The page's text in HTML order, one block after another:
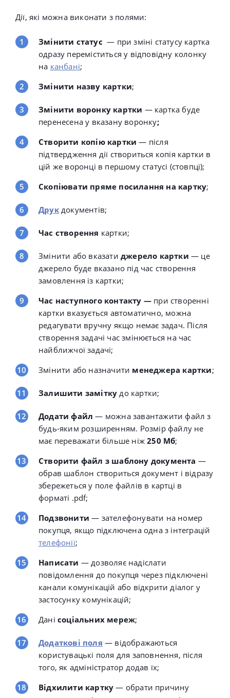
Дії, які можна виконати з полями:
Змінити статус — при зміні статусу картка
одразу переміститься у відповідну колонку
на канбані;
Змінити назву картки;
Змінити воронку картки — картка буде
перенесена у вказану воронку;
Створити копію картки — після
підтвердження дії створиться копія картки в
цій же воронці в першому статусі (стовпці);
Скопіювати пряме посилання на картку;
Друк документів;
Час створення картки;
Змінити або вказати джерело картки — це
джерело буде вказано під час створення
замовлення із картки;
Час наступного контакту — при створенні
картки вказується автоматично, можна
редагувати вручну якщо немає задач. Після
створення задачі час змінюється на час
найближчої задачі;
Змінити або назначити менеджера картки;
Залишити замітку до картки;
Додати файл — можна завантажити файл з
будь-яким розширенням. Розмір файлу не
має переважати більше ніж 250 Мб;
Створити файл з шаблону документа —
обрав шаблон створиться документ і відразу
збережеться у поле файлів в картці в
форматі .pdf;
Подзвонити — зателефонувати на номер
покупця, якщо підключена одна з інтеграцій
телефонії;
Написати — дозволяє надіслати
повідомлення до покупця через підключені
канали комунікацій або відкрити діалог у
застосунку комунікацій;
Дані соціальних мереж;
Додаткові поля — відображаються
користувацькі поля для заповнення, після
того, як адміністратор додав їх;
Відхилити картку — обрати причину